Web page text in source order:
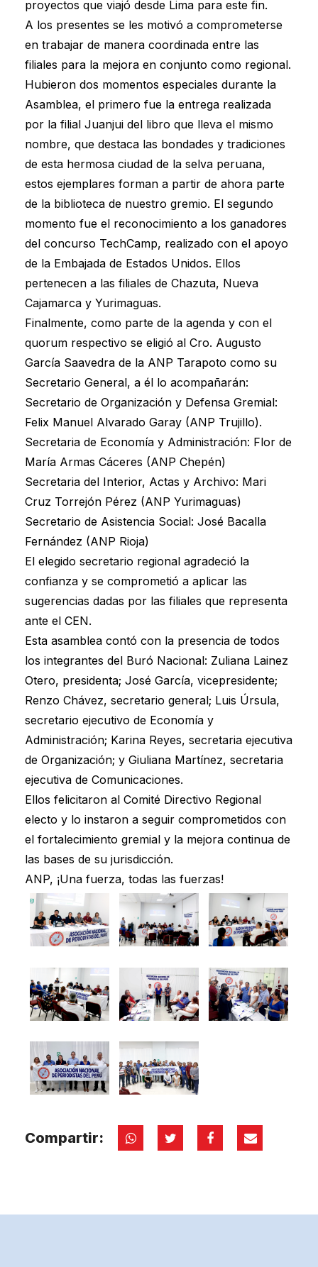
proyectos que viajó desde Lima para este fin.
A los presentes se les motivó a comprometerse
en trabajar de manera coordinada entre las
filiales para la mejora en conjunto como regional.
Hubieron dos momentos especiales durante la
Asamblea, el primero fue la entrega realizada
por la filial Juanjui del libro que lleva el mismo
nombre, que destaca las bondades y tradiciones
de esta hermosa ciudad de la selva peruana,
estos ejemplares forman a partir de ahora parte
de la biblioteca de nuestro gremio. El segundo
momento fue el reconocimiento a los ganadores
del concurso TechCamp, realizado con el apoyo
de la Embajada de Estados Unidos. Ellos
pertenecen a las filiales de Chazuta, Nueva
Cajamarca y Yurimaguas.
Finalmente, como parte de la agenda y con el
quorum respectivo se eligió al Cro. Augusto
García Saavedra de la ANP Tarapoto como su
Secretario General, a él lo acompañarán:
Secretario de Organización y Defensa Gremial:
Felix Manuel Alvarado Garay (ANP Trujillo).
Secretaria de Economía y Administración: Flor de
María Armas Cáceres (ANP Chepén)
Secretaria del Interior, Actas y Archivo: Mari
Cruz Torrejón Pérez (ANP Yurimaguas)
Secretario de Asistencia Social: José Bacalla
Fernández (ANP Rioja)
El elegido secretario regional agradeció la
confianza y se comprometió a aplicar las
sugerencias dadas por las filiales que representa
ante el CEN.
Esta asamblea contó con la presencia de todos
los integrantes del Buró Nacional: Zuliana Lainez
Otero, presidenta; José García, vicepresidente;
Renzo Chávez, secretario general; Luis Úrsula,
secretario ejecutivo de Economía y
Administración; Karina Reyes, secretaria ejecutiva
de Organización; y Giuliana Martínez, secretaria
ejecutiva de Comunicaciones.
Ellos felicitaron al Comité Directivo Regional
electo y lo instaron a seguir comprometidos con
el fortalecimiento gremial y la mejora continua de
las bases de su jurisdicción.
ANP, ¡Una fuerza, todas las fuerzas!
Compartir: